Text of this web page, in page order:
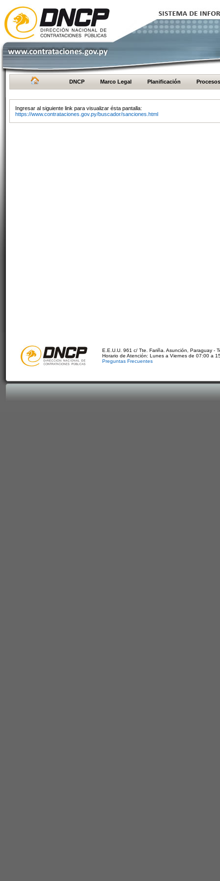
DNCP Marco Legal Planificación Procesos
Ingresar al siguiente link para visualizar ésta pantalla:
https://www.contrataciones.gov.py/buscador/sanciones.html
E.E.U.U. 961 c/ Tte. Fariña. Asunción, Paraguay -
Horario de Atención: Lunes a Viernes de 07:00 a
Preguntas Frecuentes